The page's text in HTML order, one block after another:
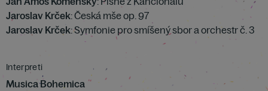
Jaroslav Krček: Česká mše op. 97
Jaroslav Krček: Symfonie pro smíšený sbor a orchestr č. 3
Interpreti
Musica Bohemica